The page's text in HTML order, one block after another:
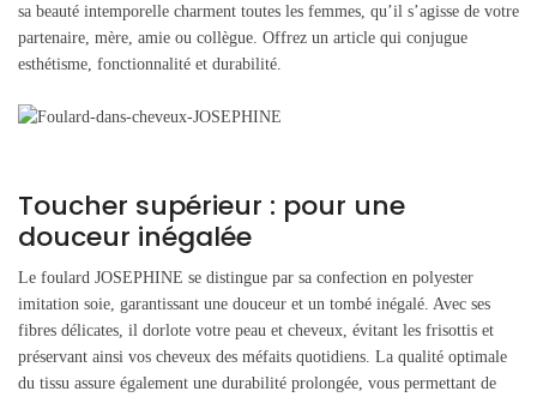
sa beauté intemporelle charment toutes les femmes, qu’il s’agisse de votre
partenaire, mère, amie ou collègue. Offrez un article qui conjugue
esthétisme, fonctionnalité et durabilité.
Toucher supérieur : pour une
douceur inégalée
Le foulard JOSEPHINE se distingue par sa confection en polyester
imitation soie, garantissant une douceur et un tombé inégalé. Avec ses
fibres délicates, il dorlote votre peau et cheveux, évitant les frisottis et
préservant ainsi vos cheveux des méfaits quotidiens. La qualité optimale
du tissu assure également une durabilité prolongée, vous permettant de